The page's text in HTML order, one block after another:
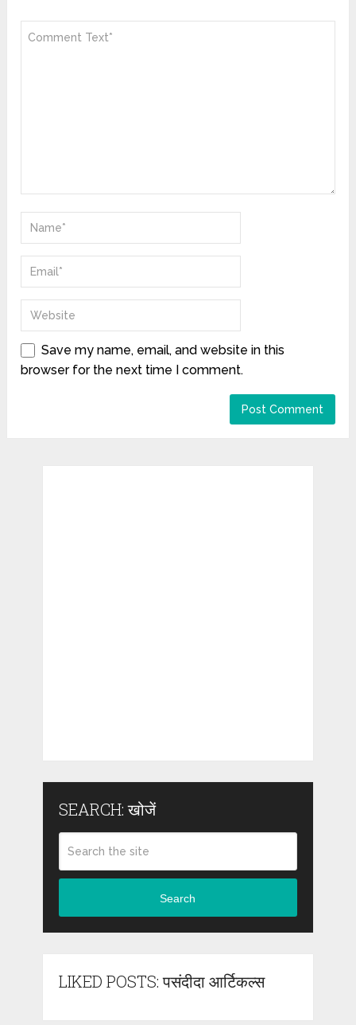
Save my name, email, and website in this
browser for the next time I comment.
SEARCH: खोजें
Search
LIKED POSTS: पसंदीदा आर्टिकल्स